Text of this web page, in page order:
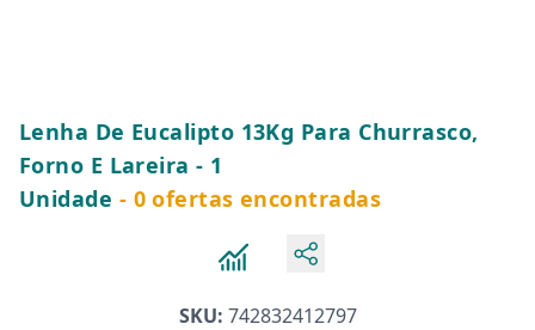
Lenha De Eucalipto 13Kg Para Churrasco,
Forno E Lareira - 1
Unidade - 0 ofertas encontradas
SKU: 742832412797